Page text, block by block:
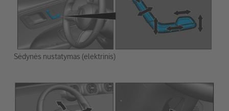
Sėdynės nustatymas (elektrinis)